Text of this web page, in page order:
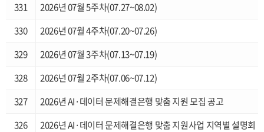
331
2026년 07월 5주차(07.27~08.02)
330
2026년 07월 4주차(07.20~07.26)
329
2026년 07월 3주차(07.13~07.19)
328
2026년 07월 2주차(07.06~07.12)
327
2026년 AI·데이터 문제해결은행 맞춤 지원 모집 공고
326
2026년 AI·데이터 문제해결은행 맞춤 지원사업 지역별 설명회